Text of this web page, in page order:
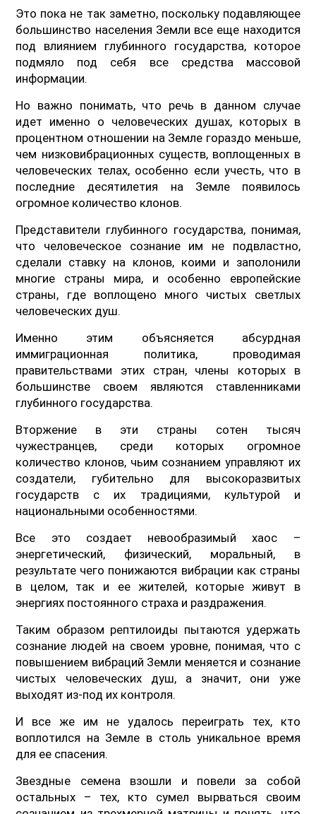
Это пока не так заметно, поскольку подавляющее
большинство населения Земли все еще находится
под влиянием глубинного государства, которое
подмяло под себя все средства массовой
информации.
Но важно понимать, что речь в данном случае
идет именно о человеческих душах, которых в
процентном отношении на Земле гораздо меньше,
чем низковибрационных существ, воплощенных в
человеческих телах, особенно если учесть, что в
последние десятилетия на Земле появилось
огромное количество клонов.
Представители глубинного государства, понимая,
что человеческое сознание им не подвластно,
сделали ставку на клонов, коими и заполонили
многие страны мира, и особенно европейские
страны, где воплощено много чистых светлых
человеческих душ.
Именно этим объясняется абсурдная
иммиграционная политика, проводимая
правительствами этих стран, члены которых в
большинстве своем являются ставленниками
глубинного государства.
Вторжение в эти страны сотен тысяч
чужестранцев, среди которых огромное
количество клонов, чьим сознанием управляют их
создатели, губительно для высокоразвитых
государств с их традициями, культурой и
национальными особенностями.
Все это создает невообразимый хаос –
энергетический, физический, моральный, в
результате чего понижаются вибрации как страны
в целом, так и ее жителей, которые живут в
энергиях постоянного страха и раздражения.
Таким образом рептилоиды пытаются удержать
сознание людей на своем уровне, понимая, что с
повышением вибраций Земли меняется и сознание
чистых человеческих душ, а значит, они уже
выходят из-под их контроля.
И все же им не удалось переиграть тех, кто
воплотился на Земле в столь уникальное время
для ее спасения.
Звездные семена взошли и повели за собой
остальных – тех, кто сумел вырваться своим